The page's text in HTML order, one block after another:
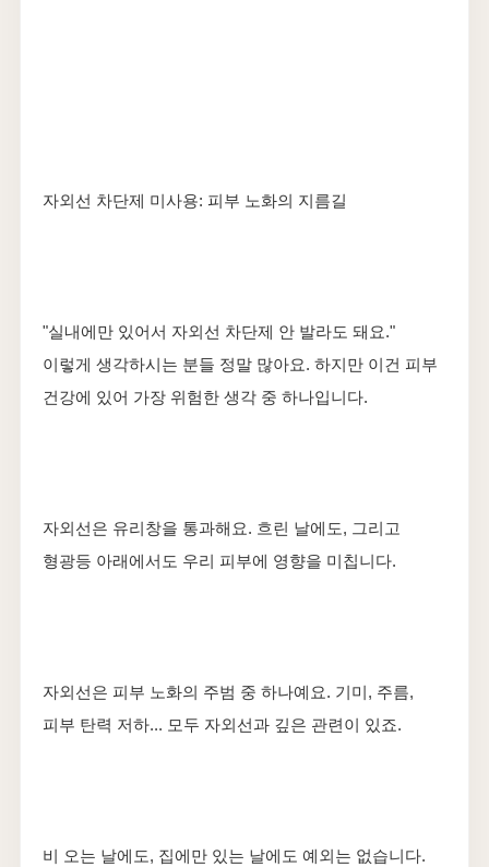
자외선 차단제 미사용: 피부 노화의 지름길
"실내에만 있어서 자외선 차단제 안 발라도 돼요."
이렇게 생각하시는 분들 정말 많아요. 하지만 이건 피부
건강에 있어 가장 위험한 생각 중 하나입니다.
자외선은 유리창을 통과해요. 흐린 날에도, 그리고
형광등 아래에서도 우리 피부에 영향을 미칩니다.
자외선은 피부 노화의 주범 중 하나예요. 기미, 주름,
피부 탄력 저하... 모두 자외선과 깊은 관련이 있죠.
비 오는 날에도, 집에만 있는 날에도 예외는 없습니다.